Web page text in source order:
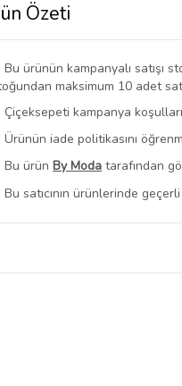
Özeti
Bu ürünün kampanyalı satışı
maksimum 10 adet
Çiçeksepeti kampanya
Ürünün iade politikasını
Bu ürün By Moda tarafından
Bu satıcının ürünlerinde geçerli
Bu SatıcınınTüm Ürünlerini